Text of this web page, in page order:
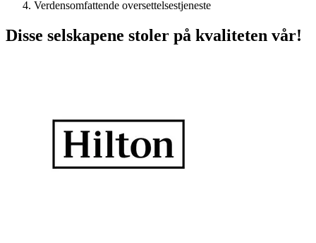
Verdensomfattende oversettelsestjeneste
Disse selskapene stoler på kvaliteten vår!